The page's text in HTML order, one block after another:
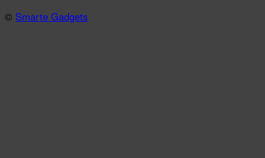
© Smarte Gadgets